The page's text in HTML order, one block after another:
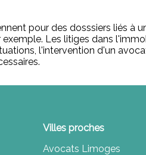
pour des dosssiers liés à
Les litiges dans
l'intervention d'un
Villes proches
Avocats Limoges